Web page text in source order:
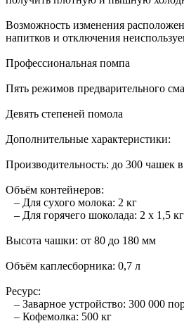
Возможность изменения
напитков и отключения
Профессиональная помпа
Пять режимов предварительного
Девять степеней помола
Дополнительные характеристики:
Производительность: до 300 чашек
Объём контейнеров:
– Для сухого молока: 2 кг
– Для горячего шоколада: 2 х 1,5 кг
Высота чашки: от 80 до 180 мм
Объём каплесборника: 0,7 л
Ресурс:
– Заварное устройство: 300 000
– Кофемолка: 500 кг